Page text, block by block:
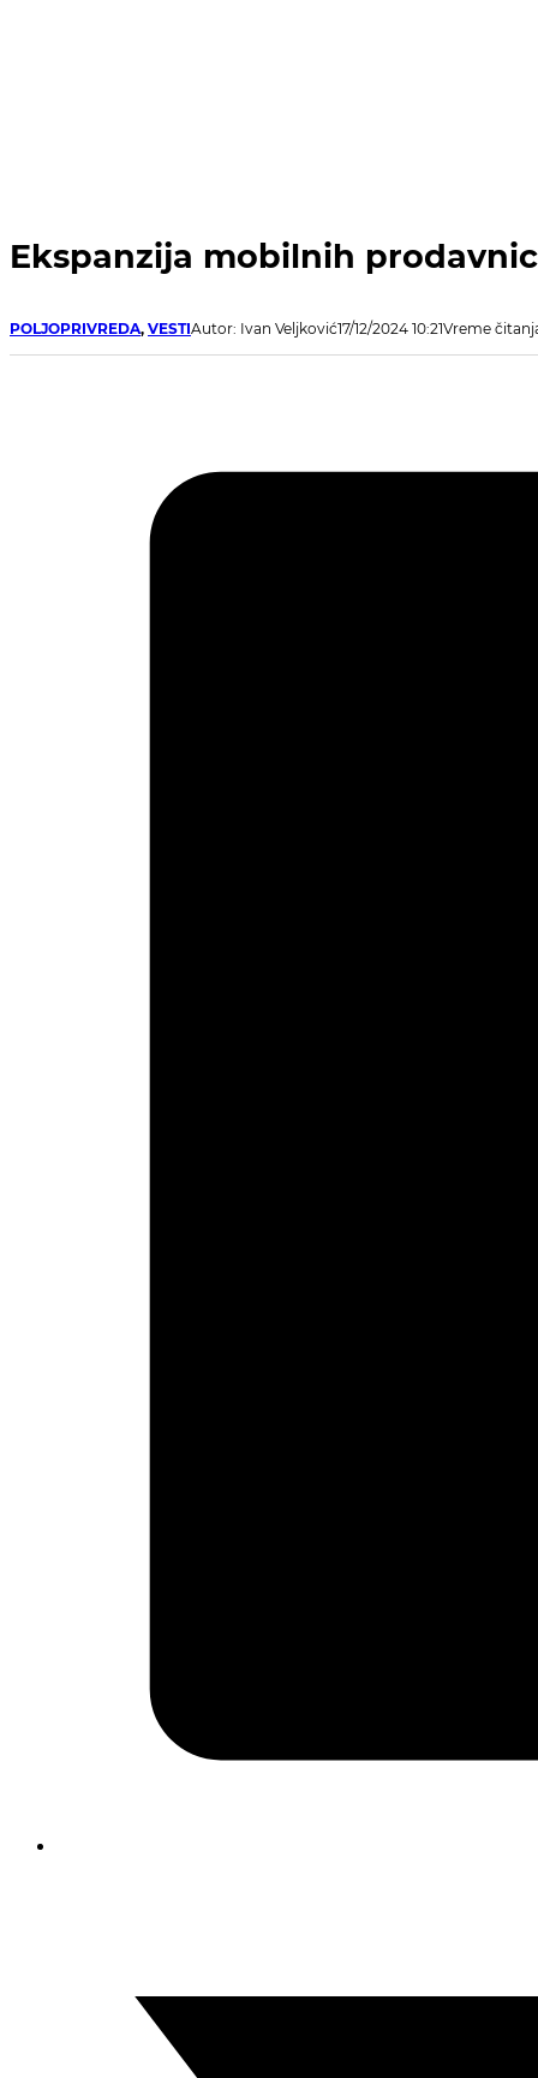
Ekspanzija mobilnih
POLJOPRIVREDA, VESTIAutor: Ivan Veljković17/12/2024 10:21Vreme